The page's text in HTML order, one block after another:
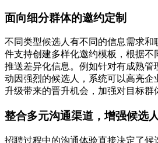
面向细分群体的邀约定制
不同类型候选人有不同的信息需求和
件支持创建多样化邀约模板，根据不
推送差异化信息。例如针对有成熟管
动因强烈的候选人，系统可以高亮企
升级带来的晋升机会，加强对目标群
整合多元沟通渠道，增强候选
招聘过程中的沟通体验直接决定了候